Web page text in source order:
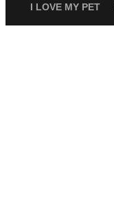
I LOVE MY PET